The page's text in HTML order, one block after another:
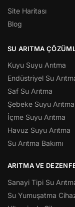
Site Haritası
Blog
SU ARITMA
Kuyu Suyu Arıtma
Endüstriyel Su
Saf Su Arıtma
Şebeke Suyu Arıtma
İçme Suyu Arıtma
Havuz Suyu Arıtma
Su Arıtma Bakımı
ARITMA VE
Sanayi Tipi Su
Su Yumuşatma